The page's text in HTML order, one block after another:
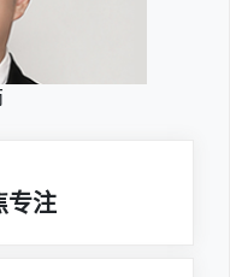
专注